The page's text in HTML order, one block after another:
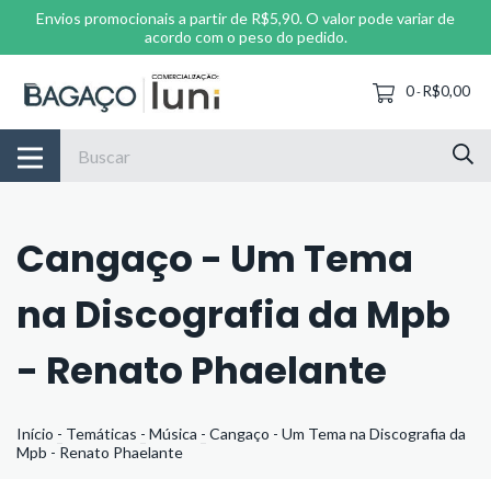
Envios promocionais a partir de R$5,90. O valor pode variar de
acordo com o peso do pedido.
0-R$0,00
Cangaço - Um Tema
na Discografia da Mpb
- Renato Phaelante
Início - Temáticas - Música - Cangaço - Um Tema na Discografia da
Mpb - Renato Phaelante